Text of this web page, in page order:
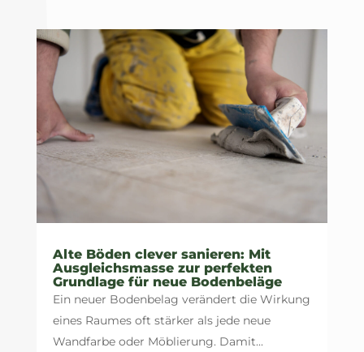
Alte Böden clever sanieren: Mit
Ausgleichsmasse zur perfekten
Grundlage für neue Bodenbeläge
Ein neuer Bodenbelag verändert die Wirkung
eines Raumes oft stärker als jede neue
Wandfarbe oder Möblierung. Damit...